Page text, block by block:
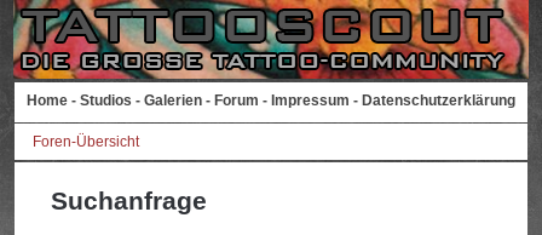
Home - Studios - Galerien - Forum - Impressum - Datenschutzerklärung
Foren-Übersicht
Suchanfrage